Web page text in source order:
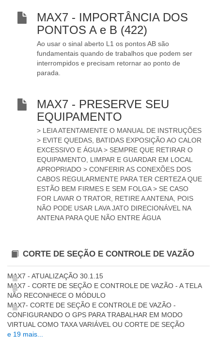
MAX7 - IMPORTÂNCIA DOS
PONTOS A e B (422)
Ao usar o sinal aberto L1 os pontos AB são
fundamentais quando de trabalhos que podem ser
interrompidos e precisam retornar ao ponto de
parada.
MAX7 - PRESERVE SEU
EQUIPAMENTO
> LEIA ATENTAMENTE O MANUAL DE INSTRUÇÕES
> EVITE QUEDAS, BATIDAS EXPOSIÇÃO AO CALOR
EXCESSIVO E ÁGUA > SEMPRE QUE RETIRAR O
EQUIPAMENTO, LIMPAR E GUARDAR EM LOCAL
APROPRIADO > CONFERIR AS CONEXÕES DOS
CABOS REGULARMENTE PARA TER CERTEZA QUE
ESTÃO BEM FIRMES E SEM FOLGA > SE CASO
FOR LAVAR O TRATOR, RETIRE A ANTENA, POIS
NÃO PODE USAR LAVA JATO DIRECIONÁVEL NA
ANTENA PARA QUE NÃO ENTRE ÁGUA
CORTE DE SEÇÃO E CONTROLE DE VAZÃO
MAX7 - ATUALIZAÇÃO 30.1.15
MAX7 - CORTE DE SEÇÃO E CONTROLE DE VAZÃO - A TELA
NÃO RECONHECE O MÓDULO
MAX7- CORTE DE SEÇÃO E CONTROLE DE VAZÃO -
CONFIGURANDO O GPS PARA TRABALHAR EM MODO
VIRTUAL COMO TAXA VARIÁVEL OU CORTE DE SEÇÃO
e 19 mais...